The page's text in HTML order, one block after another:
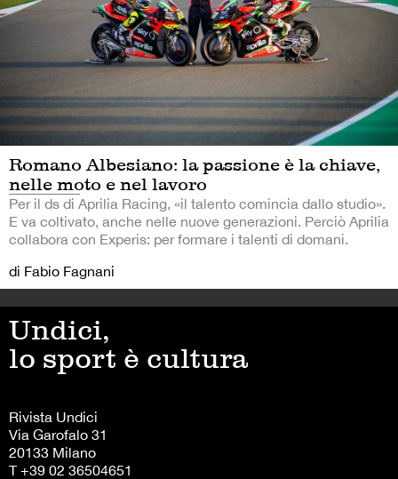
Romano Albesiano: la passione è la chiave,
nelle moto e nel lavoro
Per il ds di Aprilia Racing, «il talento comincia dallo studio».
E va coltivato, anche nelle nuove generazioni. Perciò Aprilia
collabora con Experis: per formare i talenti di domani.
di Fabio Fagnani
Undici,
lo sport è cultura
Rivista Undici
Via Garofalo 31
20133 Milano
T +39 02 36504651